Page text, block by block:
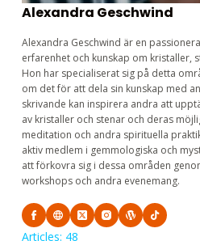
Alexandra Geschwind
Alexandra Geschwind är en
erfarenhet och kunskap om kristaller,
Hon har specialiserat sig på detta
om det för att dela sin kunskap med
skrivande kan inspirera andra att
av kristaller och stenar och deras
meditation och andra spirituella
aktiv medlem i gemmologiska och
att förkovra sig i dessa områden
workshops och andra evenemang.
Articles: 48